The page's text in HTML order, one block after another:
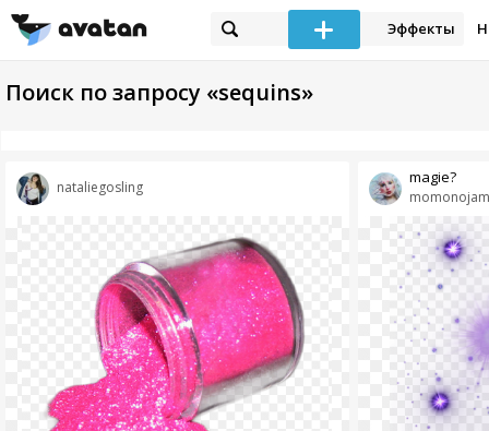
Эффекты
Поиск по запросу «sequins»
nataliegosling
magie?